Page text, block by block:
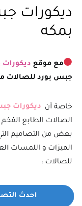
ديكورات
بمكه
مع موقعديكورات
جبس بورد للصالات
خاصة أن ديكورات
الصالات الطابع
بعض من التصاميم
الميزات و اللمسات
للصالات :
احدث